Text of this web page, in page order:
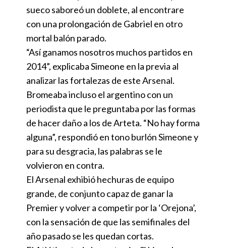
sueco saboreó un doblete, al encontrare
con una prolongación de Gabriel en otro
mortal balón parado.
“Así ganamos nosotros muchos partidos en
2014”, explicaba Simeone en la previa al
analizar las fortalezas de este Arsenal.
Bromeaba incluso el argentino con un
periodista que le preguntaba por las formas
de hacer daño a los de Arteta. “No hay forma
alguna”, respondió en tono burlón Simeone y
para su desgracia, las palabras se le
volvieron en contra.
El Arsenal exhibió hechuras de equipo
grande, de conjunto capaz de ganar la
Premier y volver a competir por la ‘Orejona’,
con la sensación de que las semifinales del
año pasado se les quedan cortas.